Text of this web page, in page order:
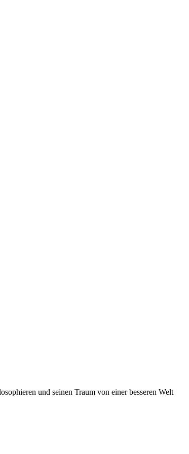
und seinen Traum von einer besseren Welt